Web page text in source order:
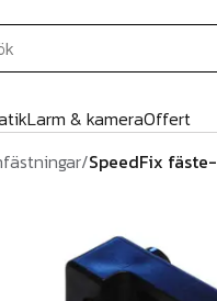
Larm & kameraOffert
/SpeedFix